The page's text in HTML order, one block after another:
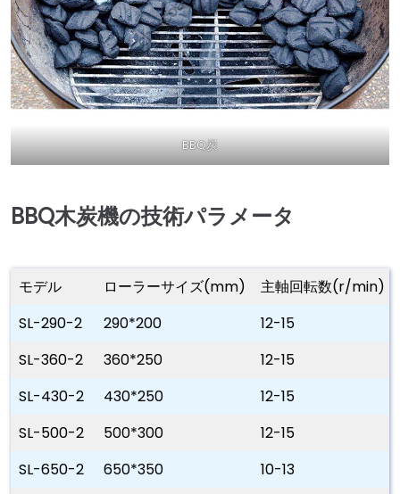
BBQ炭
BBQ木炭機の技術パラメータ
モデル ローラーサイズ(mm)
主軸回転数(r/min)
SL-290-2
290*200
12-15
SL-360-2
360*250
12-15
SL-430-2
430*250
12-15
SL-500-2
500*300
12-15
SL-650-2
650*350
10-13